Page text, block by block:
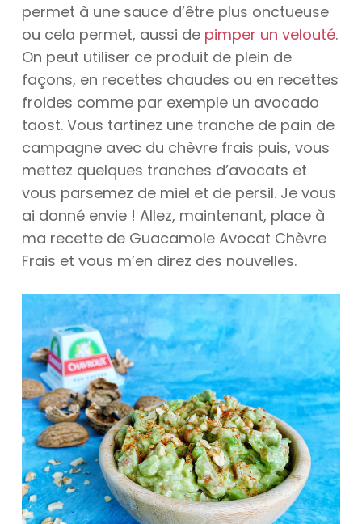
permet à une sauce d’être plus onctueuse
ou cela permet, aussi de pimper un velouté.
On peut utiliser ce produit de plein de
façons, en recettes chaudes ou en recettes
froides comme par exemple un avocado
taost. Vous tartinez une tranche de pain de
campagne avec du chèvre frais puis, vous
mettez quelques tranches d’avocats et
vous parsemez de miel et de persil. Je vous
ai donné envie ! Allez, maintenant, place à
ma recette de Guacamole Avocat Chèvre
Frais et vous m’en direz des nouvelles.